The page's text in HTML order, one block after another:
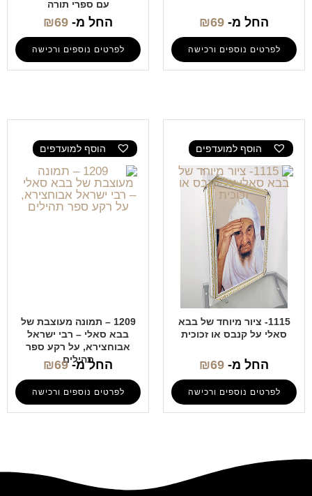
החל מ- ₪69
לפרטים נוספים ורכישה
עם ספרי תורה
החל מ- ₪69
לפרטים נוספים ורכישה
הוסף למועדפים
1115- ציור מיוחד של בבא
סאלי על קנבס או זכוכית
החל מ- ₪69
לפרטים נוספים ורכישה
הוסף למועדפים
1209 – תמונה מעוצבת של
בבא סאלי – רבי ישראל
אבוחצירא, על רקע ספר
תהילים
החל מ- ₪69
לפרטים נוספים ורכישה